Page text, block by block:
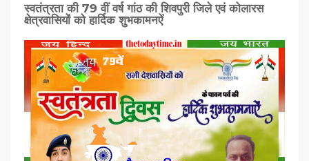
स्वतंत्रता की 79 वीं वर्ष गांठ की शिवपुरी जिले एवं कोलारस
क्षेत्रवासियों को हार्दिक शुभकामनऐं